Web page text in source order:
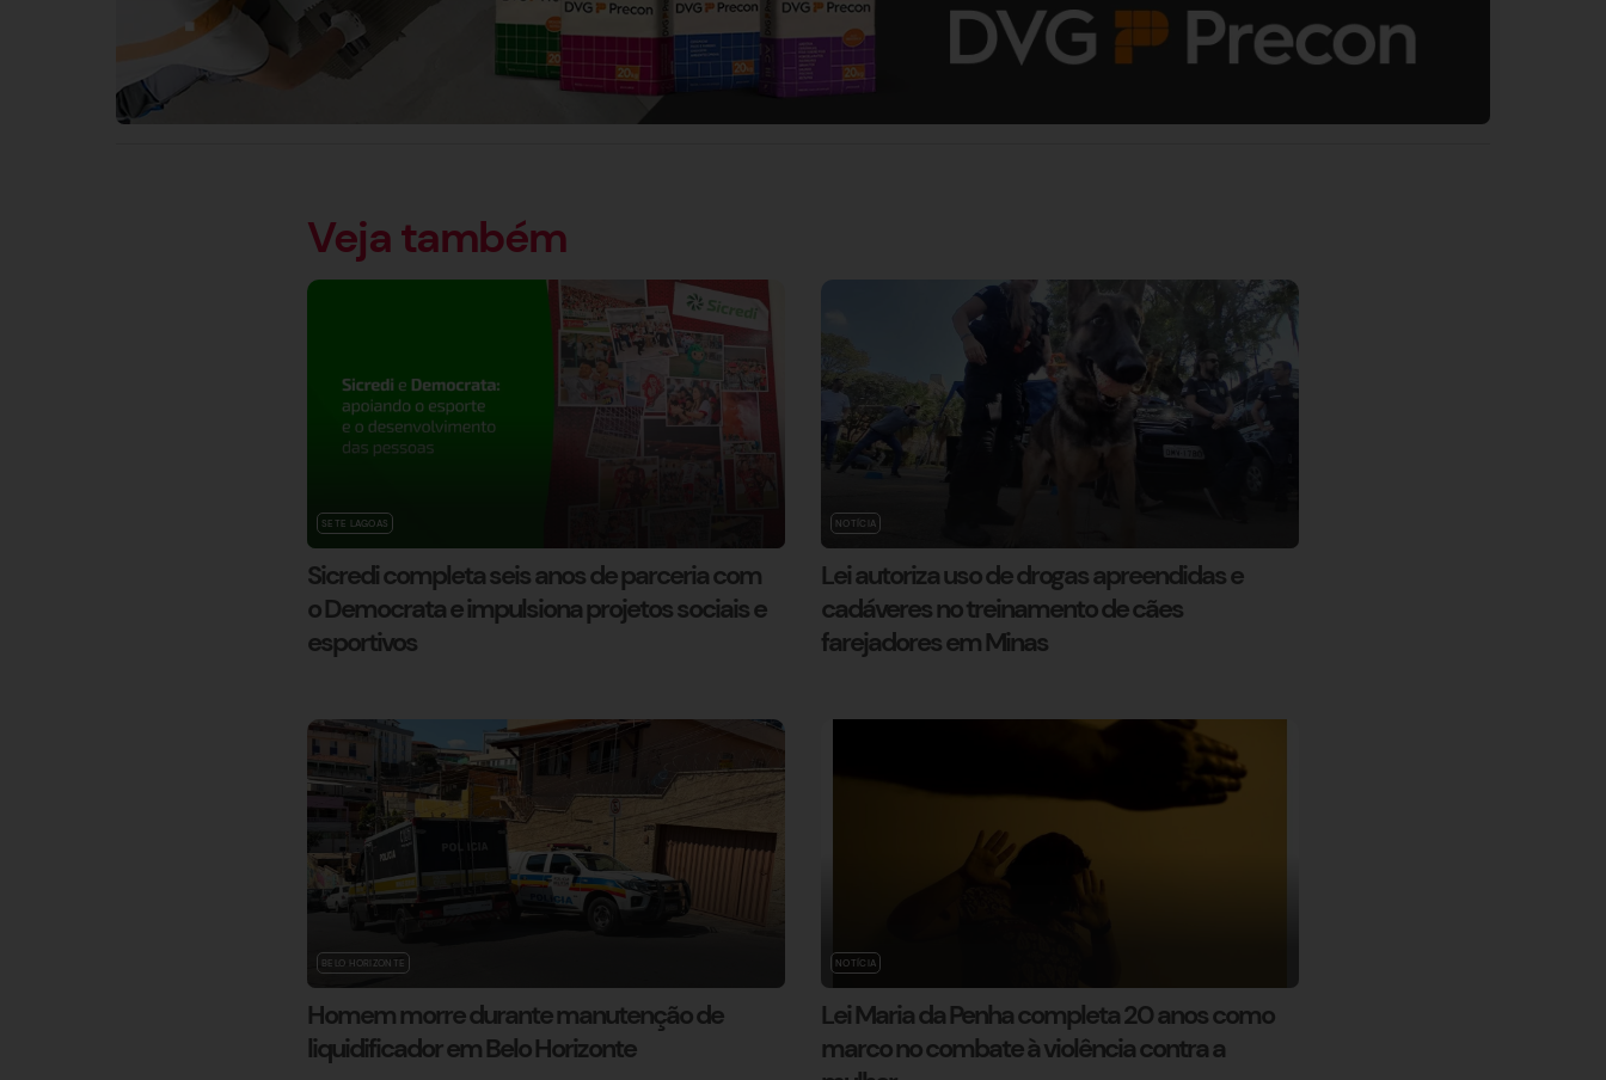
Veja também
SETE LAGOAS
Sicredi completa seis anos de parceria com
o Democrata e impulsiona projetos sociais e
esportivos
NOTÍCIA
Lei autoriza uso de drogas apreendidas e
cadáveres no treinamento de cães
farejadores em Minas
BELO HORIZONTE
Homem morre durante manutenção de
liquidificador em Belo Horizonte
NOTÍCIA
Lei Maria da Penha completa 20 anos como
marco no combate à violência contra a